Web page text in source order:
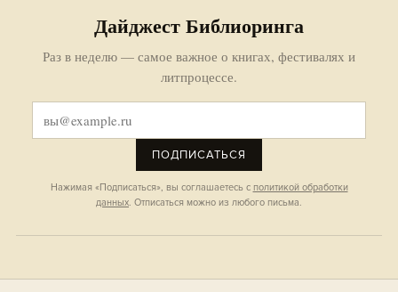
Дайджест Библиоринга
Раз в неделю — самое важное о книгах, фестивалях и
литпроцессе.
ПОДПИСАТЬСЯ
Нажимая «Подписаться», вы соглашаетесь с политикой обработки
данных. Отписаться можно из любого письма.